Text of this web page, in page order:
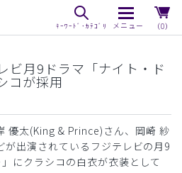
（0）
ビ月9ドラマ「ナイト・ド
コが採用
優太(King & Prince)さん、岡崎 紗
出演されているフジテレビの月9
にクラシコの白衣が衣装として